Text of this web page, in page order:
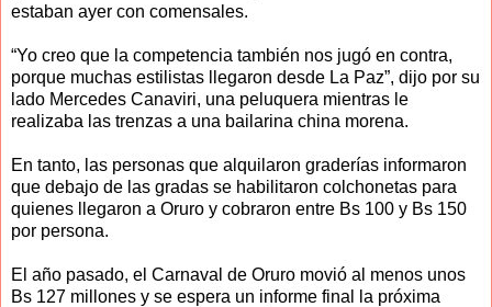
estaban ayer con comensales.
“Yo creo que la competencia también nos jugó en contra,
porque muchas estilistas llegaron desde La Paz”, dijo por su
lado Mercedes Canaviri, una peluquera mientras le
realizaba las trenzas a una bailarina china morena.
En tanto, las personas que alquilaron graderías informaron
que debajo de las gradas se habilitaron colchonetas para
quienes llegaron a Oruro y cobraron entre Bs 100 y Bs 150
por persona.
El año pasado, el Carnaval de Oruro movió al menos unos
Bs 127 millones y se espera un informe final la próxima